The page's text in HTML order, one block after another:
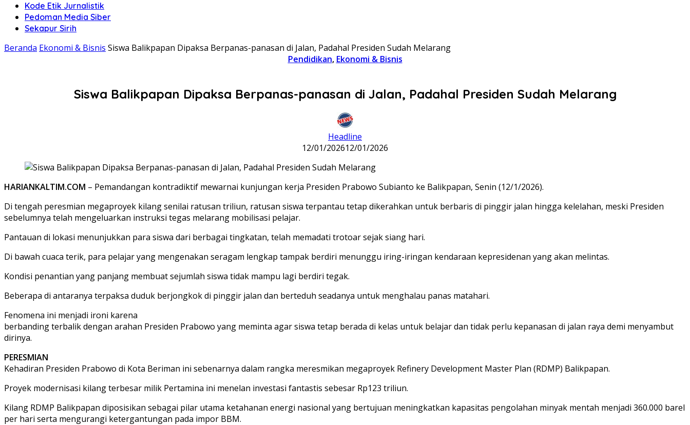
Kode Etik Jurnalistik
Pedoman Media Siber
Sekapur Sirih
Beranda Ekonomi & Bisnis Siswa Balikpapan Dipaksa Berpanas-panasan di Jalan, Padahal Presiden Sudah Melarang
Pendidikan, Ekonomi & Bisnis
Siswa Balikpapan Dipaksa Berpanas-panasan di Jalan, Padahal Presiden Sudah Melarang
Headline
12/01/202612/01/2026
HARIANKALTIM.COM – Pemandangan kontradiktif mewarnai kunjungan kerja Presiden Prabowo Subianto ke Balikpapan, Senin (12/1/2026).
Di tengah peresmian megaproyek kilang senilai ratusan triliun, ratusan siswa terpantau tetap dikerahkan untuk berbaris di pinggir jalan hingga kelelahan, meski Presiden
sebelumnya telah mengeluarkan instruksi tegas melarang mobilisasi pelajar.
Pantauan di lokasi menunjukkan para siswa dari berbagai tingkatan, telah memadati trotoar sejak siang hari.
Di bawah cuaca terik, para pelajar yang mengenakan seragam lengkap tampak berdiri menunggu iring-iringan kendaraan kepresidenan yang akan melintas.
Kondisi penantian yang panjang membuat sejumlah siswa tidak mampu lagi berdiri tegak.
Beberapa di antaranya terpaksa duduk berjongkok di pinggir jalan dan berteduh seadanya untuk menghalau panas matahari.
Fenomena ini menjadi ironi karena
berbanding terbalik dengan arahan Presiden Prabowo yang meminta agar siswa tetap berada di kelas untuk belajar dan tidak perlu kepanasan di jalan raya demi menyambut
dirinya.
PERESMIAN
Kehadiran Presiden Prabowo di Kota Beriman ini sebenarnya dalam rangka meresmikan megaproyek Refinery Development Master Plan (RDMP) Balikpapan.
Proyek modernisasi kilang terbesar milik Pertamina ini menelan investasi fantastis sebesar Rp123 triliun.
Kilang RDMP Balikpapan diposisikan sebagai pilar utama ketahanan energi nasional yang bertujuan meningkatkan kapasitas pengolahan minyak mentah menjadi 360.000 barel
per hari serta mengurangi ketergantungan pada impor BBM.